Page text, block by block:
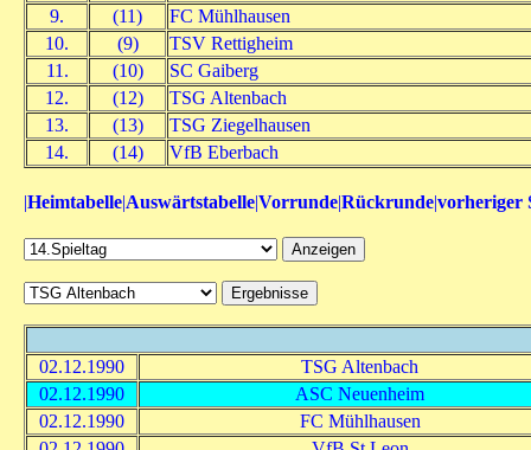
9.
(11)
FC Mühlhausen
10.
(9)
TSV Rettigheim
11.
(10)
SC Gaiberg
12.
(12)
TSG Altenbach
13.
(13)
TSG Ziegelhausen
14.
(14) VfB Eberbach
|Heimtabelle|Auswärtstabelle|Vorrunde|Rückrunde|vorheriger
02.12.1990
TSG Altenbach
02.12.1990
ASC Neuenheim
02.12.1990
FC Mühlhausen